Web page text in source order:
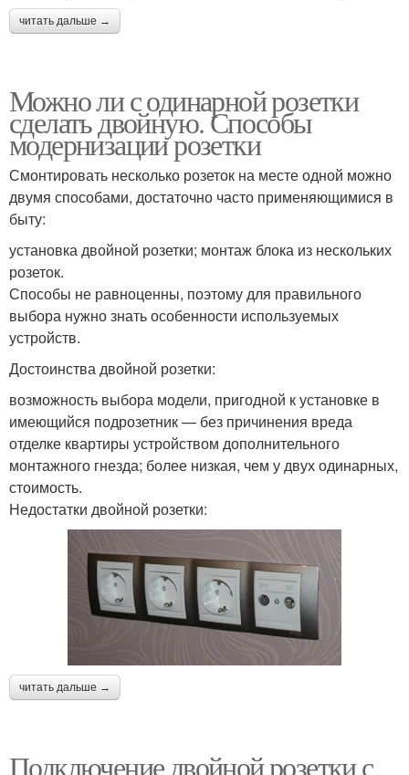
читать дальше →
Можно ли с одинарной розетки
сделать двойную. Способы
модернизации розетки
Смонтировать несколько розеток на месте одной можно
двумя способами, достаточно часто применяющимися в
быту:
установка двойной розетки; монтаж блока из нескольких
розеток.
Способы не равноценны, поэтому для правильного
выбора нужно знать особенности используемых
устройств.
Достоинства двойной розетки:
возможность выбора модели, пригодной к установке в
имеющийся подрозетник — без причинения вреда
отделке квартиры устройством дополнительного
монтажного гнезда; более низкая, чем у двух одинарных,
стоимость.
Недостатки двойной розетки:
читать дальше →
Подключение двойной розетки с